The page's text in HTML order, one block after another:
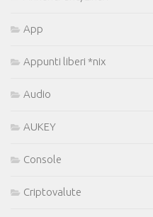
App
Appunti liberi *nix
Audio
AUKEY
Console
Criptovalute